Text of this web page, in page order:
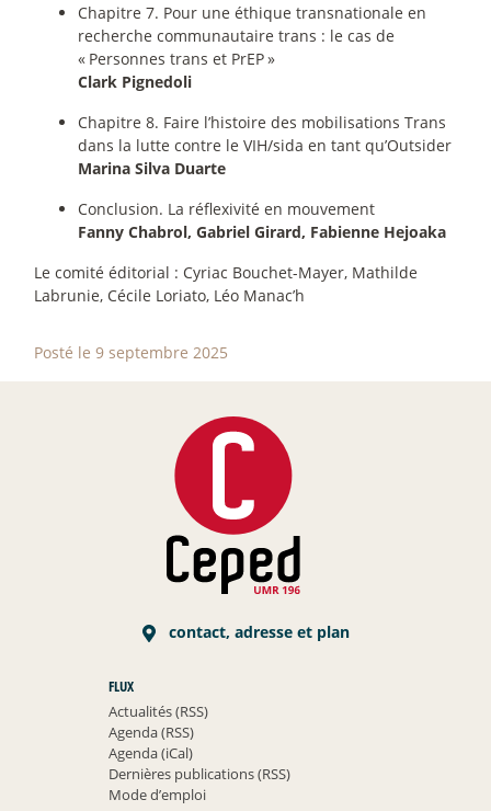
Chapitre 7. Pour une éthique transnationale en
recherche communautaire trans : le cas de
« Personnes trans et PrEP»
Clark Pignedoli
Chapitre 8. Faire l’histoire des mobilisations Trans
dans la lutte contre le VIH/sida en tant qu’Outsider
Marina Silva Duarte
Conclusion. La réflexivité en mouvement
Fanny Chabrol, Gabriel Girard, Fabienne Hejoaka
Le comité éditorial : Cyriac Bouchet-Mayer, Mathilde
Labrunie, Cécile Loriato, Léo Manac’h
Posté le 9 septembre 2025
contact, adresse et plan
FLUX
Actualités (RSS)
Agenda (RSS)
Agenda (iCal)
Dernières publications (RSS)
Mode d’emploi